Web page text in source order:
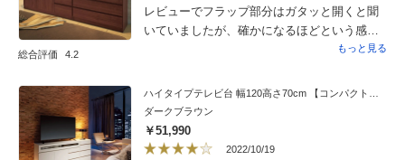
総合評価 4.2
レビューでフラップ部分はガタッと開くと聞
いていましたが、確かになるほどという感じ
でした。気をつければ問題はありませんが、
のは良いのですが、昔のレコーダーは入りま
せんでした。厳密に言うとレコーダー本体は
範囲内ですが、ケーブルをつけるとさらに奥
行が数センチ必要なので入りません。レコー
もっと見る
ハイタイプテレビ台 幅120高さ70cm 【コンパクト設置シアターシリーズ】
ダークブラウン
￥51,990
2022/10/19